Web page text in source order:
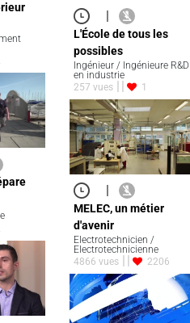
|
L'École de tous les
possibles
Ingénieur / Ingénieure R&D
en industrie
257 vues
1
|
MELEC, un métier
d'avenir
Electrotechnicien /
Electrotechnicienne
4866 vues
2206